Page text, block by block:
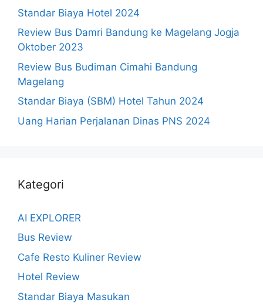
Standar Biaya Hotel 2024
Review Bus Damri Bandung ke Magelang Jogja
Oktober 2023
Review Bus Budiman Cimahi Bandung
Magelang
Standar Biaya (SBM) Hotel Tahun 2024
Uang Harian Perjalanan Dinas PNS 2024
Kategori
AI EXPLORER
Bus Review
Cafe Resto Kuliner Review
Hotel Review
Standar Biaya Masukan